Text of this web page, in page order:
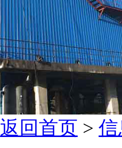
返回首页 >